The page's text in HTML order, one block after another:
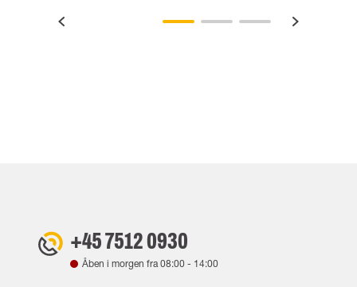
+45 7512 0930
Åben i morgen fra08:00 - 14:00